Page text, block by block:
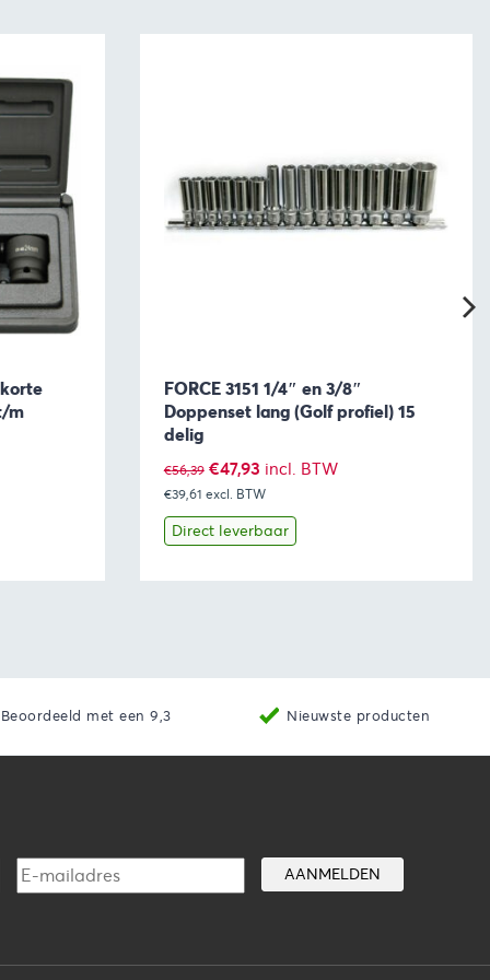
korte
m
FORCE 3151 1/4″ en 3/8″
Doppenset lang (Golf profiel) 15
delig
€56,39 Oorspronkelijke
prijs
was:
€47,93Huidige
prijs
is:
incl. BTW
€39,61 excl. BTW
Direct leverbaar
Beoordeeld met een 9,3 Nieuwste producten